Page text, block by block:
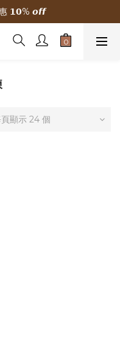
元購物金
𝟭𝟬% 𝙤𝙛𝙛
元購物金
顯示 24 個